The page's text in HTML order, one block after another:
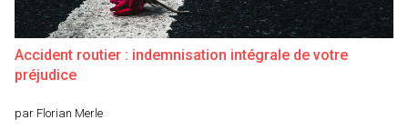
Accident routier : indemnisation intégrale de votre
préjudice
par Florian Merle